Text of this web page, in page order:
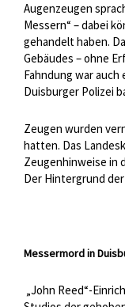
Augenzeugen
Messern“ – dabei
gehandelt haben.
Gebäudes – ohne
Fahndung war auch
Duisburger Polizei
Zeugen wurden
hatten. Das
Zeugenhinweise in
Der Hintergrund
Messermord in
„John Reed“-